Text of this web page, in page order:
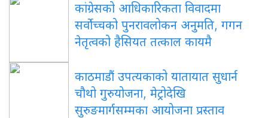
कांग्रेसको आधिकारिकता विवादमा
सर्वोच्चको पुनरावलोकन अनुमति, गगन
नेतृत्वको हैसियत तत्काल कायमै
काठमाडौं उपत्यकाको यातायात सुधार्न
चौथो गुरुयोजना, मेट्रोदेखि
सुरुङमार्गसम्मका आयोजना प्रस्ताव